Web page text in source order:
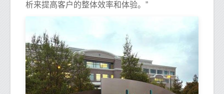
析来提高客户的整体效率和体验。”